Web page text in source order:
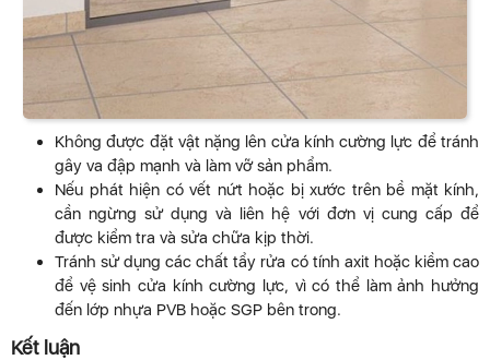
Không được đặt vật nặng lên cửa kính cường lực để tránh
gây va đập mạnh và làm vỡ sản phẩm.
Nếu phát hiện có vết nứt hoặc bị xước trên bề mặt kính,
cần ngừng sử dụng và liên hệ với đơn vị cung cấp để
được kiểm tra và sửa chữa kịp thời.
Tránh sử dụng các chất tẩy rửa có tính axit hoặc kiềm cao
để vệ sinh cửa kính cường lực, vì có thể làm ảnh hưởng
đến lớp nhựa PVB hoặc SGP bên trong.
Kết luận